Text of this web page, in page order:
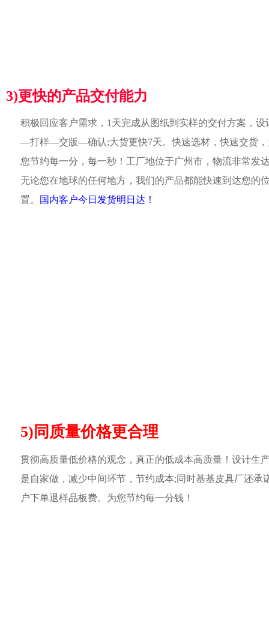
3)更快的产品交付能力
积极回应客户需求，1天完成从图纸到实样的交付方案，设
—打样—交版—确认;大货更快7天。快速选材，快速交货
您节约每一分，每一秒！工厂地位于广州市，物流非常发
无论您在地球的任何地方，我们的产品都能快速到达您的
置。
国内客户今日发货明日达！
5)同质量价格更合理
贯彻高质量低价格的观念，真正的低成本高质量！设计生
是自家做，减少中间环节，节约成本;同时基基皮具厂还承
户下单退样品板费。为您节约每一分钱！